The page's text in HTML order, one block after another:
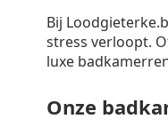
Bij
stress verloopt.
luxe
Onze